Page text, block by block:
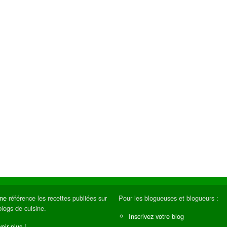
référence les recettes publiées sur
de cuisine.
Pour les blogueuses et blogueurs :
Inscrivez votre blog